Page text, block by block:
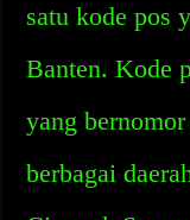
satu kode pos
Banten. Kode
yang
berbagai